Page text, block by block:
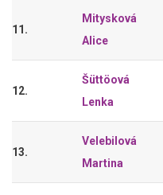
11.
Mitysková
Alice
12.
Šüttöová
Lenka
13.
Velebilová
Martina